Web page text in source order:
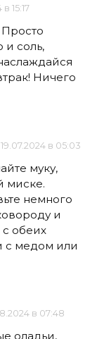
15:17
и соль,
Ничего
19.07.2024 в 05:03
муку,
миске.
немного
и
с обеих
с медом или
в 07:48
оладьи,